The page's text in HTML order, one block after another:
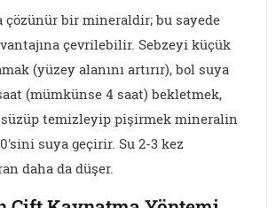
çözünür bir mineraldir; bu sayede
çevrilebilir. Sebzeyi küçük
(yüzey alanını artırır), bol suya
(mümkünse 4 saat) bekletmek,
süzüp temizleyip pişirmek mineralin
suya geçirir. Su 2-3 kez
daha da düşer.